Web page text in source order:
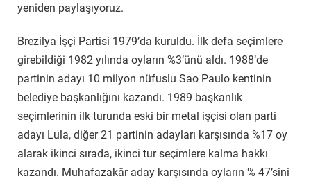
yeniden paylaşıyoruz.
Brezilya İşçi Partisi 1979’da kuruldu. İlk defa seçimlere
girebildiği 1982 yılında oyların %3’ünü aldı. 1988’de
partinin adayı 10 milyon nüfuslu Sao Paulo kentinin
belediye başkanlığını kazandı. 1989 başkanlık
seçimlerinin ilk turunda eski bir metal işçisi olan parti
adayı Lula, diğer 21 partinin adayları karşısında %17 oy
alarak ikinci sırada, ikinci tur seçimlere kalma hakkı
kazandı. Muhafazakâr aday karşısında oyların % 47’sini